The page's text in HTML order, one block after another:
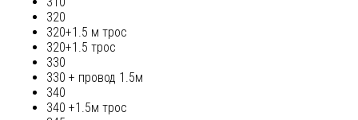
320
320+1.5 м трос
320+1.5 трос
330
330 + провод 1.5м
340
340 +1.5м трос